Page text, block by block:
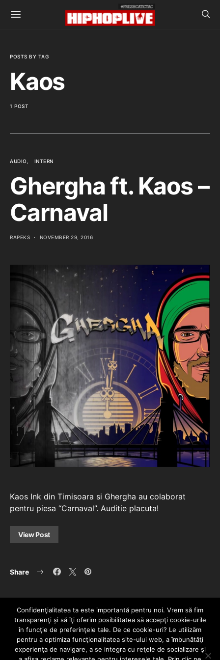
POSTS BY TAG
Kaos
1 POST
AUDIO INTERN
Ghergha ft. Kaos –
Carnaval
RAPEKS NOVEMBER 29, 2016
Kaos Ink din Timisoara si Ghergha au colaborat
pentru piesa “Carnaval”. Auditie placuta!
View Post
Share
Confidenţialitatea ta este importantă pentru noi. Vrem să fim
transparenţi și să îţi oferim posibilitatea să accepţi cookie-urile
în funcţie de preferinţele tale. De ce cookie-uri? Le utilizăm
pentru a optimiza funcţionalitatea site-ului web, a îmbunătăţi
experienţa de navigare, a se integra cu reţele de socializare şi